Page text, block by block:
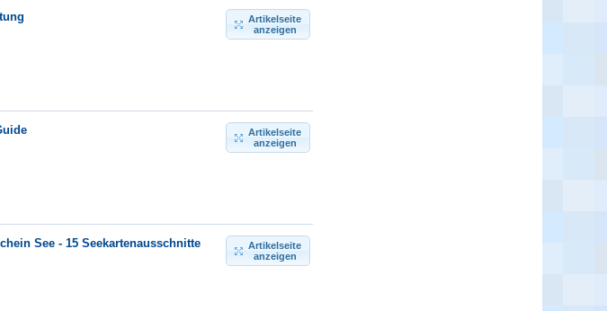
Artikelseite
anzeigen
Artikelseite
anzeigen
See - 15 Seekartenausschnitte
Artikelseite
anzeigen